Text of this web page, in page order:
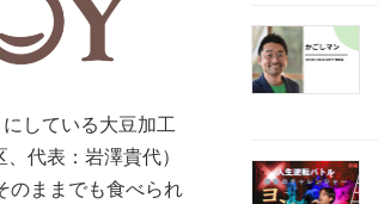
している大豆加工
代表：岩澤貴代）
のままでも食べられ